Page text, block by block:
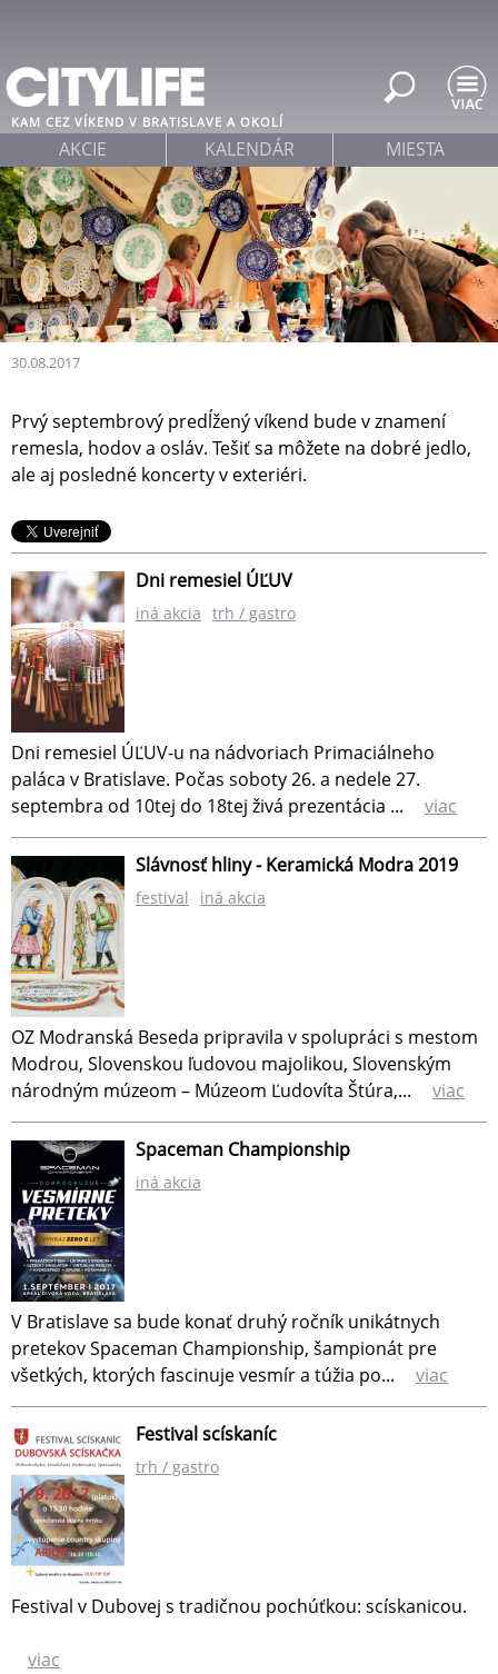
30.08.2017
KAM CEZ VÍKEND V BRATISLAVE A OKOLÍ
Prvý septembrový predĺžený víkend bude v znamení
remesla, hodov a osláv. Tešiť sa môžete na dobré jedlo,
ale aj posledné koncerty v exteriéri.
Dni remesiel ÚĽUV
iná akcia trh / gastro
Dni remesiel ÚĽUV-u na nádvoriach Primaciálneho
paláca v Bratislave. Počas soboty 26. a nedele 27.
septembra od 10tej do 18tej živá prezentácia ...
viac
Slávnosť hliny - Keramická Modra 2019
festival iná akcia
OZ Modranská Beseda pripravila v spolupráci s mestom
Modrou, Slovenskou ľudovou majolikou, Slovenským
národným múzeom – Múzeom Ľudovíta Štúra,...
viac
Spaceman Championship
iná akcia
V Bratislave sa bude konať druhý ročník unikátnych
pretekov Spaceman Championship, šampionát pre
všetkých, ktorých fascinuje vesmír a túžia po...
viac
Festival scískaníc
trh / gastro
Festival v Dubovej s tradičnou pochúťkou: scískanicou.
viac
AKCIE KALENDÁR MIESTA